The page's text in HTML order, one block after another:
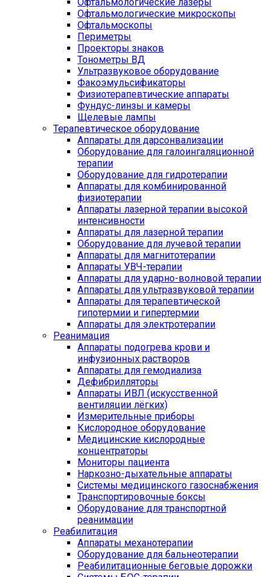
Офтальмологические микроскопы
Офтальмоскопы
Периметры
Проекторы знаков
Тонометры ВД
Ультразвуковое оборудование
Факоэмульсификаторы
Физиотерапевтические аппараты
Фундус-линзы и камеры
Щелевые лампы
Терапевтическое оборудование
Аппараты для дарсонвализации
Оборудование для галоингаляционной
терапии
Оборудование для гидротерапии
Аппараты для комбинированной
физиотерапии
Аппараты лазерной терапии высокой
интенсивности
Аппараты для лазерной терапии
Оборудование для лучевой терапии
Аппараты для магнитотерапии
Аппараты УВЧ-терапии
Аппараты для ударно-волновой терапии
Аппараты для ультразвуковой терапии
Аппараты для терапевтической
гипотермии и гипертермии
Аппараты для электротерапии
Реанимация
Аппараты подогрева крови и
инфузионных растворов
Аппараты для гемодиализа
Дефибрилляторы
Аппараты ИВЛ (искусственной
вентиляции лёгких)
Измерительные приборы
Кислородное оборудование
Медицинские кислородные
концентраторы
Мониторы пациента
Наркозно-дыхательные аппараты
Системы медицинского газоснабжения
Транспортировочные боксы
Оборудование для транспортной
реанимации
Реабилитация
Аппараты механотерапии
Оборудование для бальнеотерапии
Реабилитационные беговые дорожки